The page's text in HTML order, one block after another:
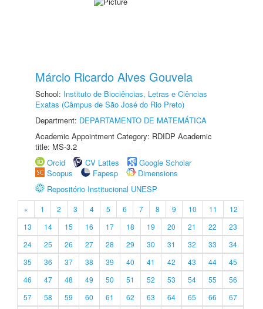
Márcio Ricardo Alves Gouveia
School: Instituto de Biociências, Letras e Ciências
Exatas (Câmpus de São José do Rio Preto)
Department: DEPARTAMENTO DE MATEMÁTICA
Academic Appointment Category: RDIDP Academic
title: MS-3.2
Orcid
CV Lattes
Google Scholar
Scopus
Fapesp
Dimensions
Repositório Institucional UNESP
« 1 2 3 4 5 6 7 8 9 10 11
12
13
14 15 16 17 18 19 20 21 22
23
24
25 26 27 28 29 30 31 32 33
34
35
36 37 38 39 40 41 42 43 44
45
46
47 48 49 50 51 52 53 54 55
56
57
58 59 60 61 62 63 64 65 66
67